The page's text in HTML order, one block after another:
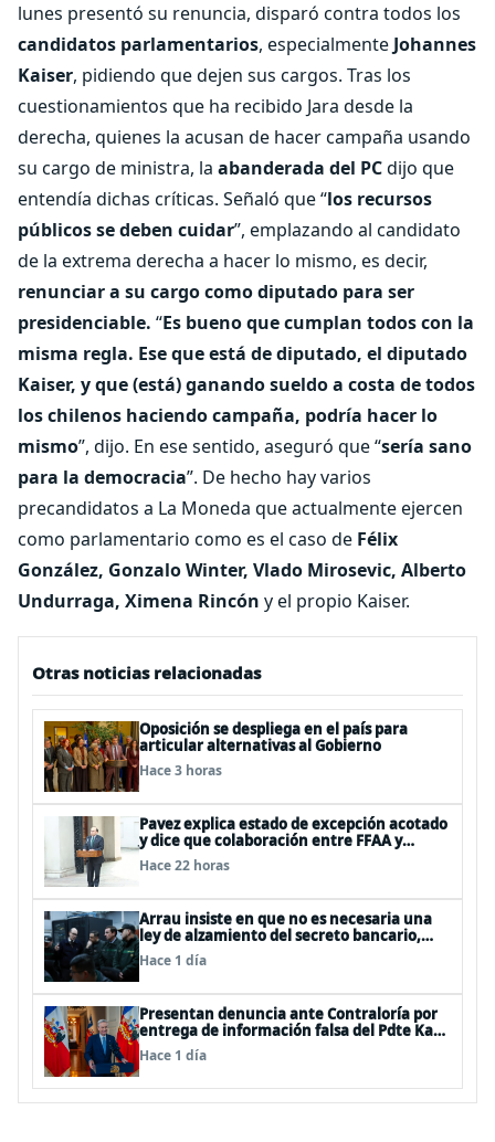
lunes presentó su renuncia, disparó contra todos los
candidatos parlamentarios, especialmente Johannes
Kaiser, pidiendo que dejen sus cargos. Tras los
cuestionamientos que ha recibido Jara desde la
derecha, quienes la acusan de hacer campaña usando
su cargo de ministra, la abanderada del PCdijo que
entendía dichas críticas. Señaló que “los recursos
públicos se deben cuidar”, emplazando al candidato
de la extrema derecha a hacer lo mismo, es decir,
renunciar a su cargo como diputado para ser
presidenciable. “Es bueno que cumplan todos con la
misma regla. Ese que está de diputado, el diputado
Kaiser, y que (está) ganando sueldo a costa de todos
los chilenos haciendo campaña, podría hacer lo
mismo”, dijo. En ese sentido, aseguró que “sería sano
para la democracia”. De hecho hay varios
precandidatos a La Moneda que actualmente ejercen
como parlamentario como es el caso de Félix
González, Gonzalo Winter, Vlado Mirosevic, Alberto
Undurraga, Ximena Rincón y el propio Kaiser.
Otras noticias relacionadas
Oposición se despliega en el país para
articular alternativas al Gobierno
Hace 3 horas
Pavez explica estado de excepción acotado
y dice que colaboración entre FFAA y
policías, “es algo del todo pertinente
analizar”
Hace 22 horas
Arrau insiste en que no es necesaria una
ley de alzamiento del secreto bancario,
porque ya existe
Hace 1 día
Presentan denuncia ante Contraloría por
entrega de información falsa del Pdte Kast
en cadena nacional
Hace 1 día